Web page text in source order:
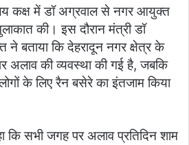
कक्ष में डॉ अग्रवाल से नगर आयुक्त
की। इस दौरान मंत्री डॉ
बताया कि देहरादून नगर क्षेत्र के
अलाव की व्यवस्था की गई है, जबकि
के लिए रैन बसेरे का इंतजाम किया
कि सभी जगह पर अलाव प्रतिदिन शाम